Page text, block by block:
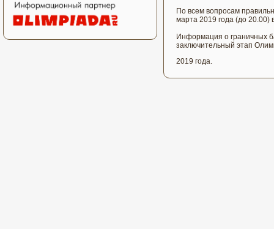
По всем вопросам
марта 2019 года (до 20.00)
Информация о граничных
заключительный этап
2019 года.